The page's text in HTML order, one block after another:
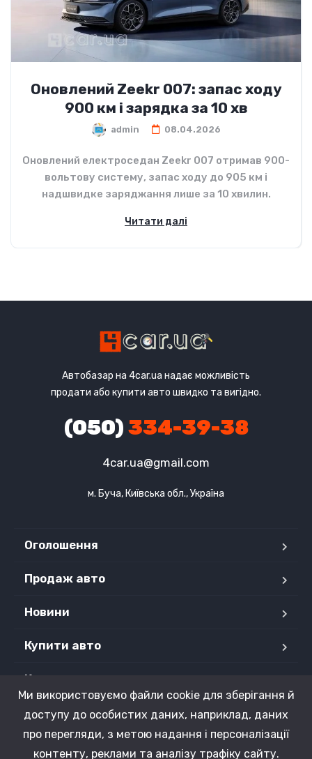
Оновлений Zeekr 007: запас ходу
900 км і зарядка за 10 хв
admin 08.04.2026
Оновлений електроседан Zeekr 007 отримав 900-
вольтову систему, запас ходу до 905 км і
надшвидке заряджання лише за 10 хвилин.
Читати далі
Автобазар на 4car.ua надає можливість
продати або купити авто швидко та вигідно.
(050)334-39-38
4car.ua@gmail.com
м. Буча, Київська обл., Україна
Оголошення
Продаж авто
Новини
Купити авто
Контакти
Продані авто
Ми використовуємо файли cookie для зберігання й
доступу до особистих даних, наприклад, даних
про перегляди, з метою надання і персоналізації
контенту, реклами та аналізу трафіку сайту.